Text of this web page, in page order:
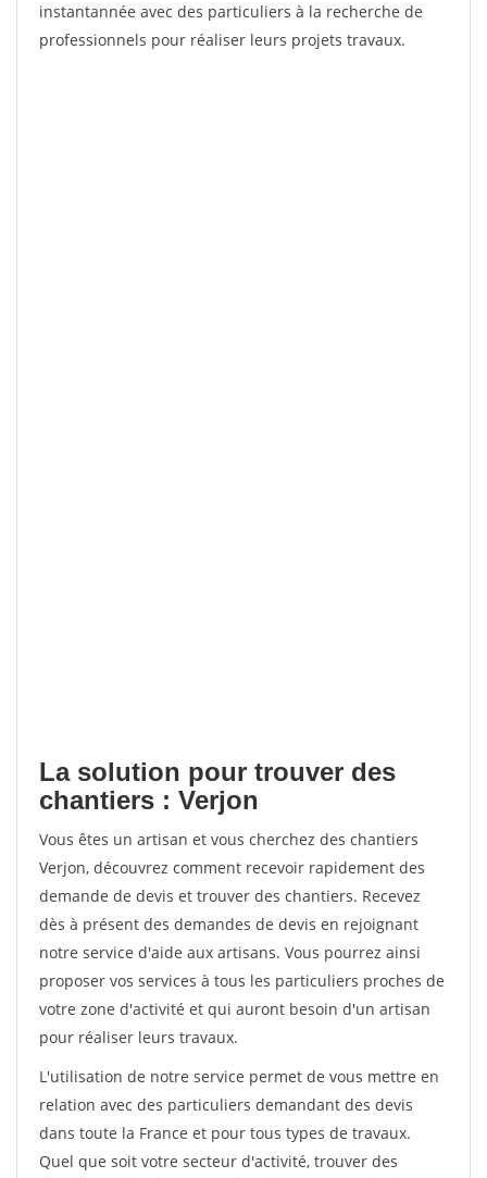
instantannée avec des particuliers à la recherche de
professionnels pour réaliser leurs projets travaux.
La solution pour trouver des
chantiers : Verjon
Vous êtes un artisan et vous cherchez des chantiers
Verjon, découvrez comment recevoir rapidement des
demande de devis et trouver des chantiers. Recevez
dès à présent des demandes de devis en rejoignant
notre service d'aide aux artisans. Vous pourrez ainsi
proposer vos services à tous les particuliers proches de
votre zone d'activité et qui auront besoin d'un artisan
pour réaliser leurs travaux.
L'utilisation de notre service permet de vous mettre en
relation avec des particuliers demandant des devis
dans toute la France et pour tous types de travaux.
Quel que soit votre secteur d'activité, trouver des